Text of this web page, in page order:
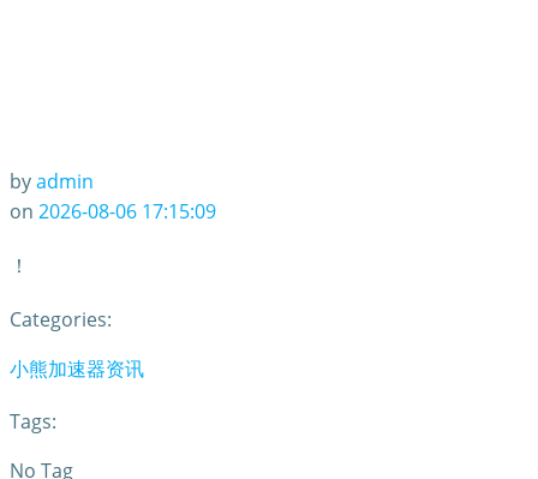
byadmin
on 2026-08-06 17:15:09
！
Categories:
小熊加速器资讯
Tags:
No Tag